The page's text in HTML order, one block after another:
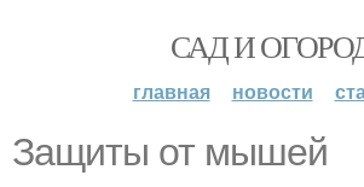
САД И
главная новости
Защиты от мышей